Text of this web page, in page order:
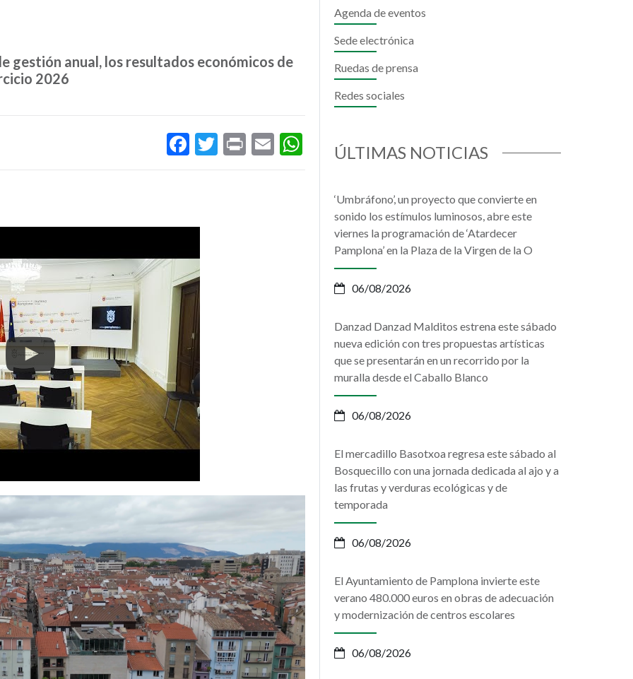
gestión anual, los resultados económicos de
2026
Facebook
Twitter
PrintEmailWhatsApp
Agenda de eventos
Sede electrónica
Ruedas de prensa
Redes sociales
ÚLTIMAS NOTICIAS
‘Umbráfono’, un proyecto que convierte en
sonido los estímulos luminosos, abre este
viernes la programación de ‘Atardecer
Pamplona’ en la Plaza de la Virgen de la O
06/08/2026
Danzad Danzad Malditos estrena este sábado
nueva edición con tres propuestas artísticas
que se presentarán en un recorrido por la
muralla desde el Caballo Blanco
06/08/2026
El mercadillo Basotxoa regresa este sábado al
Bosquecillo con una jornada dedicada al ajo y a
las frutas y verduras ecológicas y de
temporada
06/08/2026
El Ayuntamiento de Pamplona invierte este
verano 480.000 euros en obras de adecuación
y modernización de centros escolares
06/08/2026